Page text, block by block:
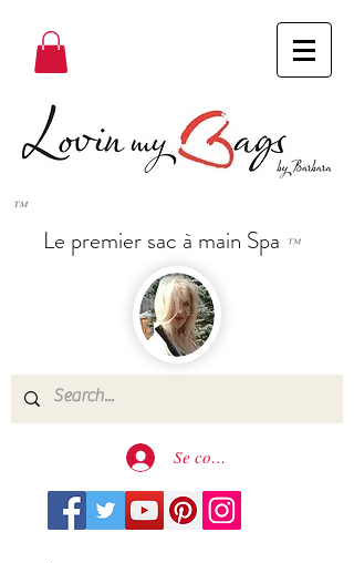
™
Le premier sac à main Spa ™
Se connecter